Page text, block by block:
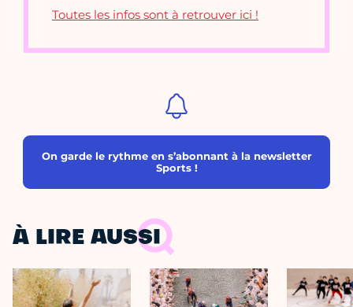
Toutes les infos sont à retrouver ici !
On garde le rythme en s’abonnant à la newsletter
Sports !
À LIRE AUSSI